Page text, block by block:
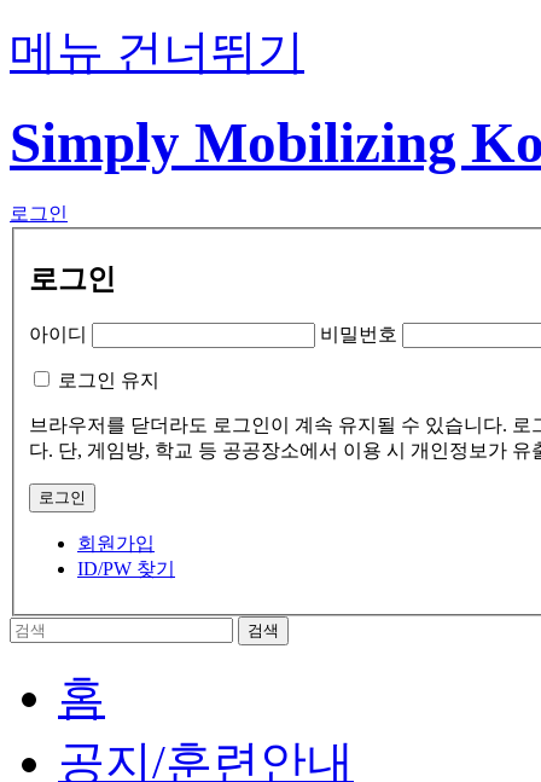
메뉴 건너뛰기
Simply Mobilizing
로그인
로그인
아이디 비밀번호
로그인 유지
브라우저를 닫더라도 로그인이 계속 유지될 수 있습니다.
다. 단, 게임방, 학교 등 공공장소에서 이용 시 개인정보가
회원가입
ID/PW 찾기
홈
공지/훈련안내